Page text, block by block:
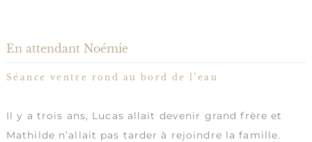
En attendant Noémie
Séance ventre rond au bord de l’eau
Il y a trois ans, Lucas allait devenir grand frère et
Mathilde n’allait pas tarder à rejoindre la famille.